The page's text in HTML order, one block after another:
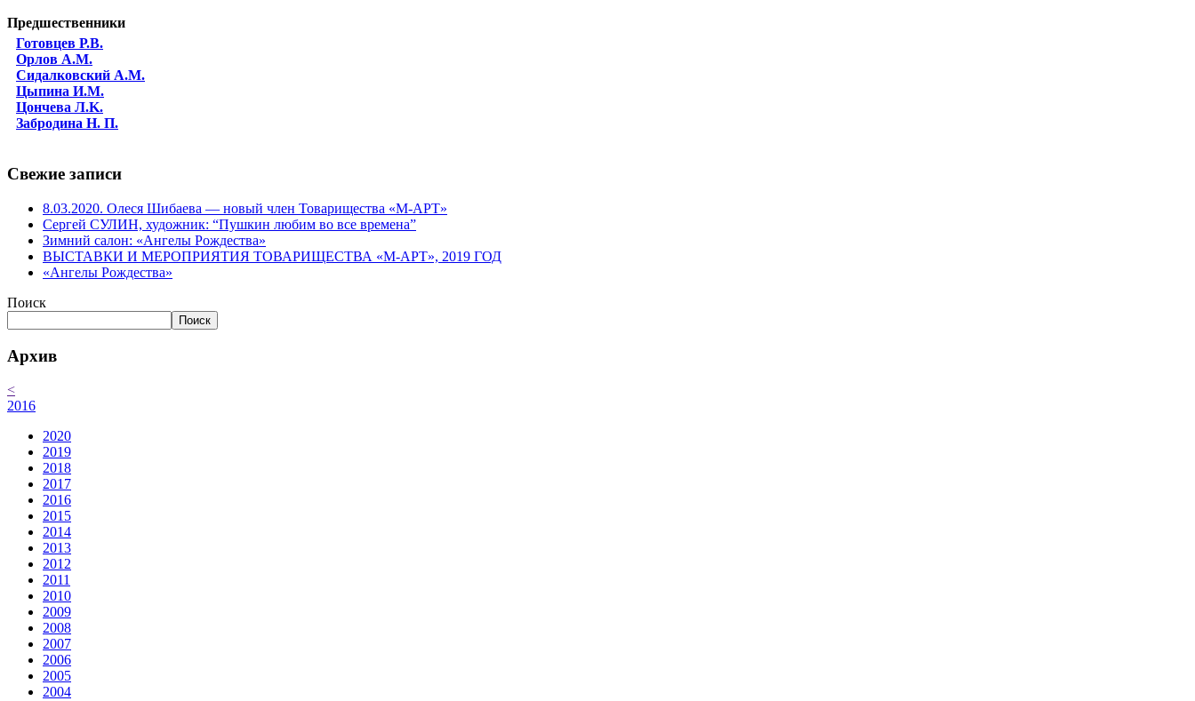
Предшественники
Готовцев Р.В.
Орлов А.М.
Сидалковский А.М.
Цыпина И.М.
Цончева Л.K.
Забродина Н. П.
Свежие записи
8.03.2020. Олеся Шибаева — новый член Товарищества «М-АРТ»
Сергей СУЛИН, художник: “Пушкин любим во все времена”
Зимний салон: «Ангелы Рождества»
ВЫСТАВКИ И МЕРОПРИЯТИЯ ТОВАРИЩЕСТВА «М-АРТ», 2019 ГОД
«Ангелы Рождества»
Поиск
Поиск
Архив
<
2016
2020
2019
2018
2017
2016
2015
2014
2013
2012
2011
2010
2009
2008
2007
2006
2005
2004